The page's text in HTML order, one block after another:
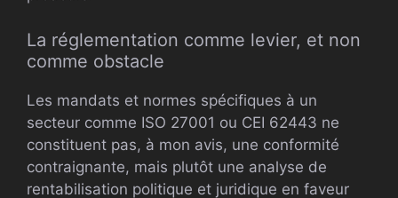
La réglementation comme levier, et non
comme obstacle
Les mandats et normes spécifiques à un
secteur comme ISO 27001 ou CEI 62443 ne
constituent pas, à mon avis, une conformité
contraignante, mais plutôt une analyse de
rentabilisation politique et juridique en faveur